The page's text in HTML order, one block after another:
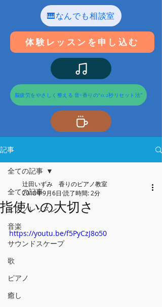
🎹なんでも相談室
体験レッスンを申し込む
脳疲労をやさしく整える 音×香りの“0.2秒リセット法”
記事
全ての記事
ピアノレッスン
音楽
サウンドスケープ
歌
ピアノ
癒し
全ての記事
指使いの大切さ
辻田いずみ 香りのピアノ教室
2018年9月6日 読了時間: 2分
https://youtu.be/f5PyCzJ8o50